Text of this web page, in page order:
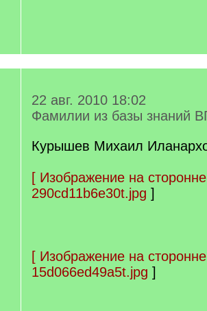
22 авг. 2010 18:02
Фамилии из базы знаний
Курышев Михаил
[ Изображение на
290cd11b6e30t.jpg ]
[ Изображение на
15d066ed49a5t.jpg ]